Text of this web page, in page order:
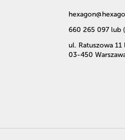
660 265 097 lub
ul. Ratuszowa 11
03-450